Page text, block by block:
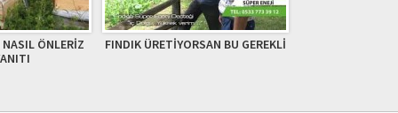
BU GEREKLİ
Yakakent Ticari Defne